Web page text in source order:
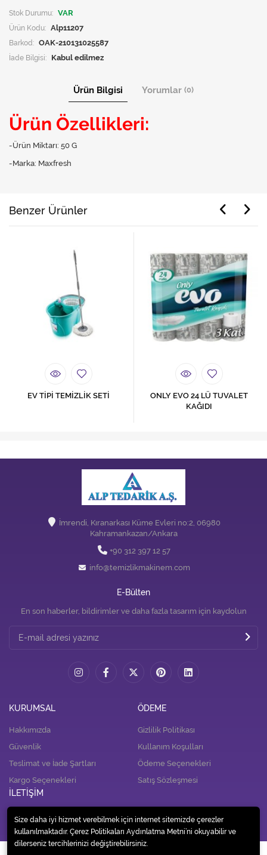
Zemin Yıkama Pedleri
Stok Durumu: VAR
Ürün Kodu: Alp11207
Barkod: OAK-210131025587
İade Bilgisi:
Ürün Bilgisi Yorumlar (0)
Ürün Özellikleri:
-Ürün Miktarı: 50 G
-Marka: Maxfresh
Benzer Ürünler
EV TİPİ TEMİZLİK SETİ
ONLY EVO 24 LÜ TUVALET
KAĞIDI
İmrendi, Kıranarkası Küme Evleri no:2, 06980
Kahramankazan/Ankara
+90 312 397 12 57
info@temizlikmakinem.com
E-Bülten
En son haberler, bildirimler ve daha fazla tasarım için kaydolun
KURUMSAL
Hakkımızda
Güvenlik
Teslimat ve İade Şartları
Kargo Seçenekleri
ÖDEME
Gizlilik Politikası
Kullanım Koşulları
Ödeme Seçenekleri
Satış Sözleşmesi
İLETİŞİM
İletişim
Size daha iyi hizmet verebilmek için internet sitemizde çerezler
kullanılmaktadır. Çerez Politikaları Aydınlatma Metni’ni okuyabilir ve
dilerseniz tercihlerinizi değiştirebilirsiniz.